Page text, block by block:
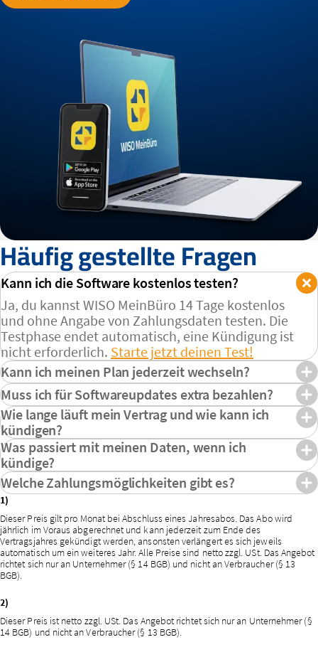
Häufig gestellte Fragen
Kann ich die Software kostenlos testen?
Ja, du kannst WISO MeinBüro 14 Tage kostenlos
und ohne Angabe von Zahlungsdaten testen. Die
Testphase endet automatisch, eine Kündigung ist
nicht erforderlich. Starte jetzt deinen Test!
Kann ich meinen Plan jederzeit wechseln?
Ja, du kannst jederzeit in einen höheren Plan
wechseln. Dabei zahlst du nur den anteiligen
Aufpreis bis zum Ende deiner aktuellen Laufzeit.
Ein Wechsel in einen günstigeren Plan ist zum Ende
der aktuellen Laufzeit möglich.
Muss ich für Softwareupdates extra bezahlen?
Nein, alle Softwareupdates sind kostenlos. Sie
werden automatisch eingespielt, sobald sie
verfügbar sind.
Wie lange läuft mein Vertrag und wie kann ich
kündigen?
Dein Vertrag hat eine Laufzeit von einem Jahr. Du
kannst bis einen Tag vor Ablauf im
kündigen, ansonsten verlängert sich dein Vertrag
automatisch um ein weiteres Jahr.
Was passiert mit meinen Daten, wenn ich
kündige?
Deine Daten bleiben nach der Kündigung im
Lesemodus erhalten und können weiterhin
exportiert werden. Es erfolgt keine automatische
Löschung nach Vertragsende.
Wenn du dein Konto und deine Daten dauerhaft
löschen möchtest, kannst du dies in der
Kontoverwaltungtun.
Welche Zahlungsmöglichkeiten gibt es?
Du kannst per SEPA-Lastschrift oder mit PayPal
bezahlen. Die Abrechnung für dein Abo erfolgt
jährlich im Voraus.
1)
Dieser Preis gilt pro Monat bei Abschluss eines Jahresabos. Das Abo wird
jährlich im Voraus abgerechnet und kann jederzeit zum Ende des
Vertragsjahres gekündigt werden, ansonsten verlängert es sich jeweils
automatisch um ein weiteres Jahr. Alle Preise sind netto zzgl. USt. Das Angebot
richtet sich nur an Unternehmer (§ 14 BGB) und nicht an Verbraucher (§ 13
BGB).
2)
Dieser Preis ist netto zzgl. USt. Das Angebot richtet sich nur an Unternehmer (§
14 BGB) und nicht an Verbraucher (§ 13 BGB).